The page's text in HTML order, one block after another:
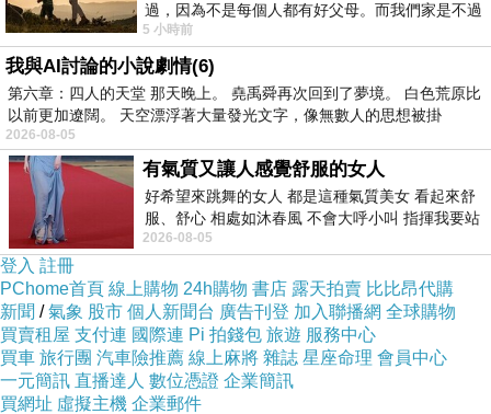
真正困難是改題，因為改題代表你要承認之前投入的時間
未必會回來。對很多人來說，這比繼續挖山更難。繼續挖
至少仍然有道德感，仍然可以對自己說我沒有放棄。停下
來、改路、退出、重設，反而容易被理解為軟弱。但從策
略角度看，能夠中止錯誤投入，比盲目堅持更成熟。因為
停止是把意志從錯誤標的中抽離出來。
當然，不是說所有長期困難都不值得承受。有些事情確實
需要很長時間才能見到結果，例如研究、創作、創業、修
行、關係建立，很多都不能用短線回報去衡量。問題在於
這個長期投入是否具有清楚意義，是否有合理路徑，是否
值得你用生命的一部分去交換。若答案是肯定的，那麼堅
持是有價值的。若答案並不清楚，只是因為社會一直教你
過，因為不是每個人都有好父母。而我們家是不過
節的，平時也沒什麼儀式感，生活趨近冷
5 小時前
我與AI討論的小說劇情(6)
第六章：四人的天堂 那天晚上。 堯禹舜再次回到了夢境。 白色荒原比
以前更加遼闊。 天空漂浮著大量發光文字，像無數人的思想被掛
2026-08-05
有氣質又讓人感覺舒服的女人
好希望來跳舞的女人 都是這種氣質美女 看起來舒
服、舒心 相處如沐春風 不會大呼小叫 指揮我要站
哪個位子 妳老幾？？
2026-08-05
登入 註冊
PChome首頁 線上購物 24h購物 書店 露天拍賣 比比昂代購
新聞 /氣象 股市 個人新聞台 廣告刊登 加入聯播網 全球購物
買賣租屋 支付連 國際連 Pi 拍錢包 旅遊 服務中心
買車 旅行團 汽車險推薦 線上麻將 雜誌 星座命理 會員中心
一元簡訊 直播達人 數位憑證 企業簡訊
買網址 虛擬主機 企業郵件